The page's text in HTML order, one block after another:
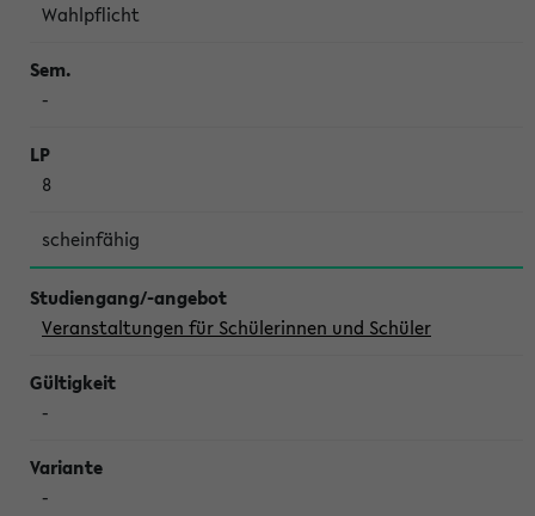
Wahlpflicht
-
8
scheinfähig
Veranstaltungen für Schülerinnen und Schüler
-
-